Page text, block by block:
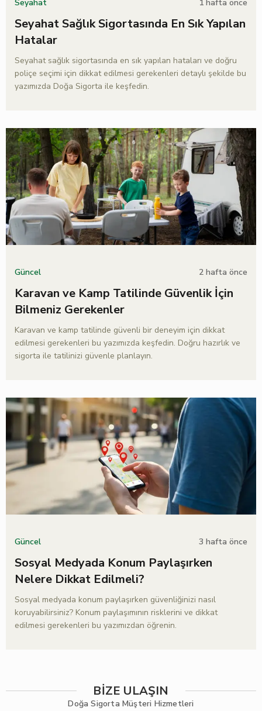
Seyahat 1 hafta önce
Seyahat Sağlık Sigortasında En Sık Yapılan
Hatalar
Seyahat sağlık sigortasında en sık yapılan hataları ve doğru
poliçe seçimi için dikkat edilmesi gerekenleri detaylı şekilde bu
yazımızda Doğa Sigorta ile keşfedin.
Güncel 2 hafta önce
Karavan ve Kamp Tatilinde Güvenlik İçin
Bilmeniz Gerekenler
Karavan ve kamp tatilinde güvenli bir deneyim için dikkat
edilmesi gerekenleri bu yazımızda keşfedin. Doğru hazırlık ve
sigorta ile tatilinizi güvenle planlayın.
Güncel 3 hafta önce
Sosyal Medyada Konum Paylaşırken
Nelere Dikkat Edilmeli?
Sosyal medyada konum paylaşırken güvenliğinizi nasıl
koruyabilirsiniz? Konum paylaşımının risklerini ve dikkat
edilmesi gerekenleri bu yazımızdan öğrenin.
BİZE ULAŞIN
Doğa Sigorta Müşteri Hizmetleri